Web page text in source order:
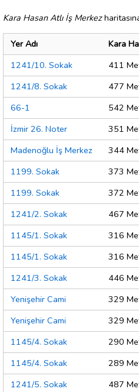
Kara Hasan Atlı İş Merkez
Yer Adı
Kara
1241/10. Sokak
411
1241/8. Sokak
477
66-1
542
İzmir 26. Noter
351
Madenoğlu İş Merkez
344
1199. Sokak
373
1199. Sokak
372
1241/2. Sokak
467
1145/1. Sokak
316
1145/1. Sokak
316
1241/3. Sokak
446
Yenişehir Cami
329
Yenişehir Cami
329
1145/4. Sokak
290
1145/4. Sokak
289
1241/5. Sokak
487